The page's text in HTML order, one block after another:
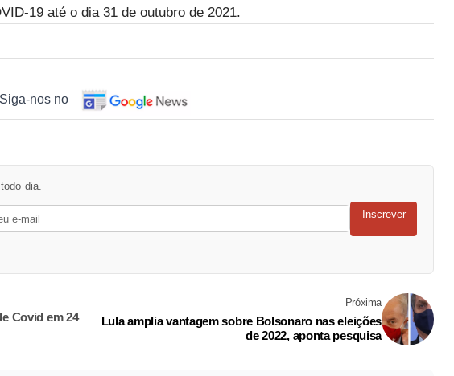
19 até o dia 31 de outubro de 2021.
Siga-nos no
dia.
Inscrever
Covid em 24
Próxima
Lula amplia vantagem sobre Bolsonaro nas eleições
de 2022, aponta pesquisa